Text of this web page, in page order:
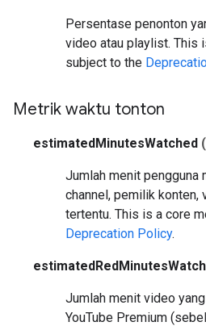
Persentase penonton
video atau playlist. This
subject to the
Metrik waktu tonton
estimatedMinutesWatched
Jumlah menit pengguna
channel, pemilik konten,
tertentu. This is a core
Deprecation Policy.
Jumlah menit video
YouTube Premium